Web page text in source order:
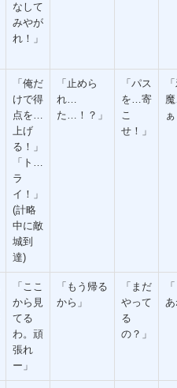
なして
みやが
れ！」
「俺だ
けで得
点を…
上げ
る！」
「ト…
ラ
イ！」
(計略
中に敵
城到
達)
「止めら
れ…
た…！？」
「パス
を…寄
こ
せ！」
「ここ
から見
てる
わ。頑
張れ
ー」
「もう帰る
から」
「まだ
やって
る
の？」